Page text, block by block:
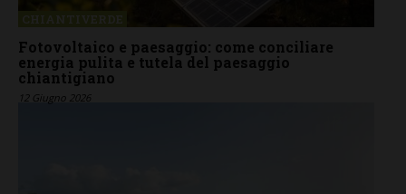
Fotovoltaico e paesaggio: come conciliare
energia pulita e tutela del paesaggio
chiantigiano
12 Giugno 2026